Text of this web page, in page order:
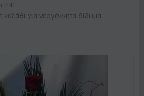
για νεογέννητα δίδυμα